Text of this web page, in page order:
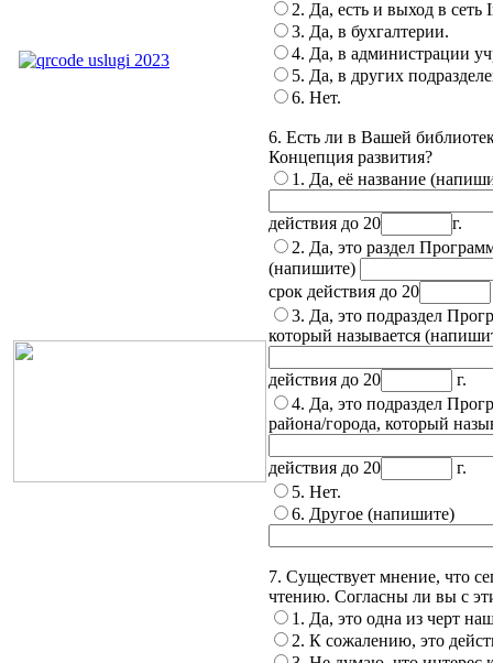
2. Да, есть и выход в сеть
3. Да, в бухгалтерии.
4. Да, в администрации
5. Да, в других
6. Нет.
6. Есть ли в Вашей
Концепция развития?
1. Да, её название
действия до 20
г.
2. Да, это раздел
(напишите)
срок действия до 20
3. Да, это подраздел
который называется
действия до 20
г.
4. Да, это подраздел
района/города, который
действия до 20
г.
5. Нет.
6. Другое (напишите)
7. Существует мнение, что
чтению. Согласны ли вы с
1. Да, это одна из черт
2. К сожалению, это